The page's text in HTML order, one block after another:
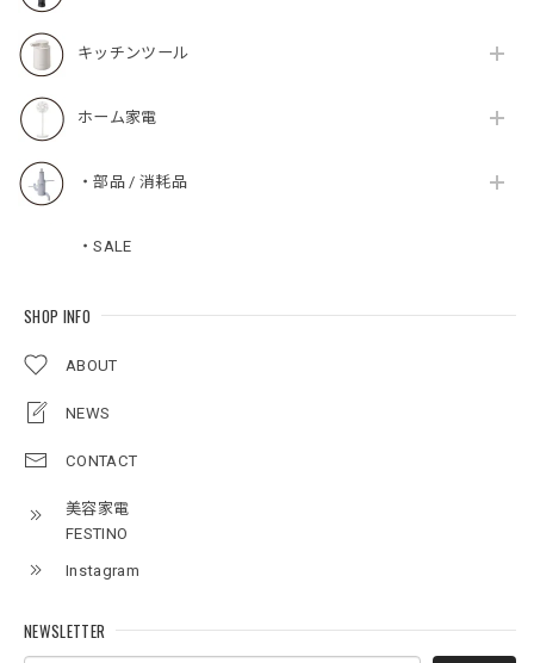
キッチンツール
ホーム家電
・部品 / 消耗品
・SALE
SHOP INFO
ABOUT
NEWS
CONTACT
美容家電
FESTINO
Instagram
NEWSLETTER